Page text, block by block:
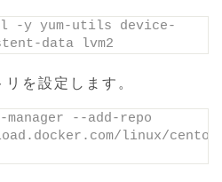
-y yum-utils device-
data lvm2
を設定します。
--add-repo
linux/